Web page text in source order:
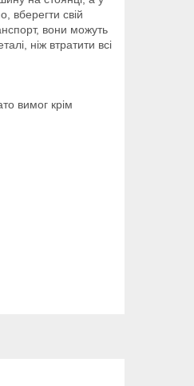
вберегти свій
вони можуть
ніж втратити всі
вимог крім